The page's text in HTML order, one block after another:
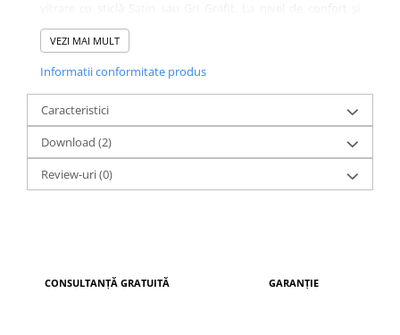
funcționalitate, ușa este compatibilă cu mânere pătrate sau
rotunde, pentru interior și exterior, iar la cerere poate fi
Produsă în Europa pe linii moderne de fabricație, această
ușă beneficiază de termene scurte de livrare și garanție
completă pentru toate componentele.
VEZI MAI MULT
Informatii conformitate produs
Caracteristici
Download (2)
Review-uri(0)
CONSULTANȚĂ GRATUITĂ GARANȚIE